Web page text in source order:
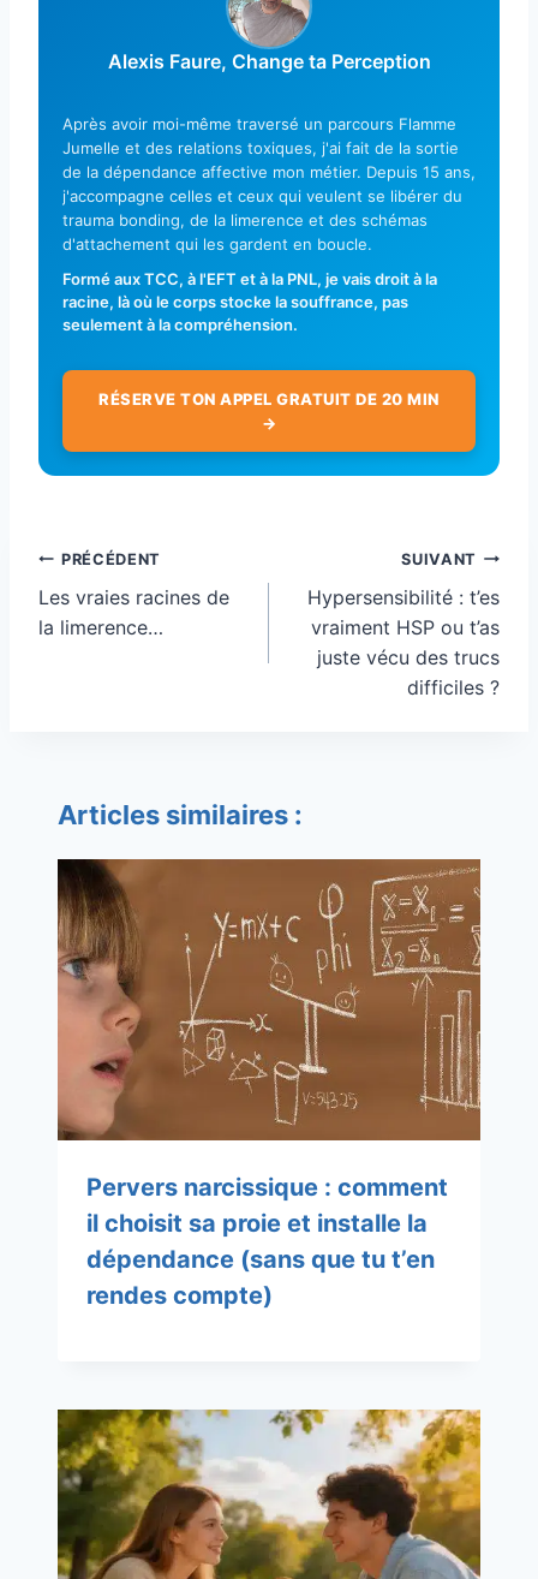
Alexis Faure, Change ta Perception
Après avoir moi-même traversé un parcours Flamme
Jumelle et des relations toxiques, j'ai fait de la sortie
de la dépendance affective mon métier. Depuis 15 ans,
j'accompagne celles et ceux qui veulent se libérer du
trauma bonding, de la limerence et des schémas
d'attachement qui les gardent en boucle.
Formé aux TCC, à l'EFT et à la PNL, je vais droit à la
racine, là où le corps stocke la souffrance, pas
seulement à la compréhension.
RÉSERVE TON APPEL GRATUIT DE 20 MIN
→
Navigation
de
l’article
PRÉCÉDENT
Les vraies racines de
la limerence…
SUIVANT
Hypersensibilité : t’es
vraiment HSP ou t’as
juste vécu des trucs
difficiles ?
Articles similaires :
Pervers narcissique : comment
il choisit sa proie et installe la
dépendance (sans que tu t’en
rendes compte)